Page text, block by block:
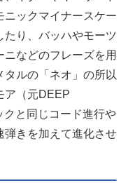
ニックマイナースケー
たり、バッハやモーツ
などのフレーズを用
ルの「ネオ」の所以
ア（元DEEP
と同じコード進行や
弾きを加えて進化させ